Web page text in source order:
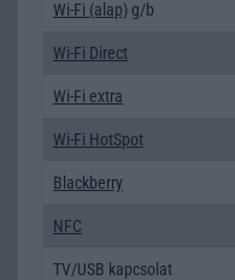
Wi-Fi (alap) g/b
Wi-Fi Direct
Wi-Fi extra
Wi-Fi HotSpot
Blackberry
NFC
TV/USB kapcsolat